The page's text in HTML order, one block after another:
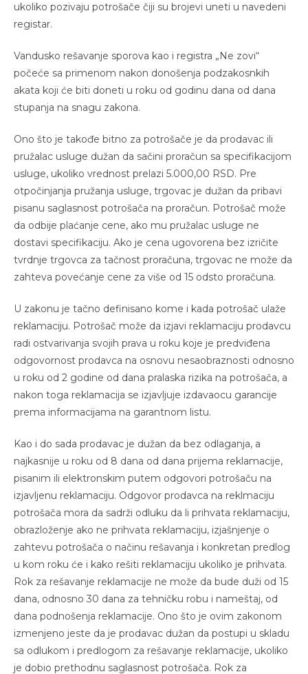
ukoliko pozivaju potrošače čiji su brojevi uneti u navedeni
registar.
Vandusko rešavanje sporova kao i registra „Ne zovi“
počeće sa primenom nakon donošenja podzakosnkih
akata koji će biti doneti u roku od godinu dana od dana
stupanja na snagu zakona.
Ono što je takođe bitno za potrošače je da prodavac ili
pružalac usluge dužan da sačini proračun sa specifikacijom
usluge, ukoliko vrednost prelazi 5.000,00 RSD. Pre
otpočinjanja pružanja usluge, trgovac je dužan da pribavi
pisanu saglasnost potrošača na proračun. Potrošač može
da odbije plaćanje cene, ako mu pružalac usluge ne
dostavi specifikaciju. Ako je cena ugovorena bez izričite
tvrdnje trgovca za tačnost proračuna, trgovac ne može da
zahteva povećanje cene za više od 15 odsto proračuna.
U zakonu je tačno definisano kome i kada potrošač ulaže
reklamaciju. Potrošač može da izjavi reklamaciju prodavcu
radi ostvarivanja svojih prava u roku koje je predviđena
odgovornost prodavca na osnovu nesaobraznosti odnosno
u roku od 2 godine od dana pralaska rizika na potrošača, a
nakon toga reklamacija se izjavljuje izdavaocu garancije
prema informacijama na garantnom listu.
Kao i do sada prodavac je dužan da bez odlaganja, a
najkasnije u roku od 8 dana od dana prijema reklamacije,
pisanim ili elektronskim putem odgovori potrošaču na
izjavljenu reklamaciju. Odgovor prodavca na reklmaciju
potrošača mora da sadrži odluku da li prihvata reklamaciju,
obrazloženje ako ne prihvata reklamaciju, izjašnjenje o
zahtevu potrošača o načinu rešavanja i konkretan predlog
u kom roku će i kako rešiti reklamaciju ukoliko je prihvata.
Rok za rešavanje reklamacije ne može da bude duži od 15
dana, odnosno 30 dana za tehničku robu i nameštaj, od
dana podnošenja reklamacije. Ono što je ovim zakonom
izmenjeno jeste da je prodavac dužan da postupi u skladu
sa odlukom i predlogom za rešavanje reklamacije, ukoliko
je dobio prethodnu saglasnost potrošača. Rok za